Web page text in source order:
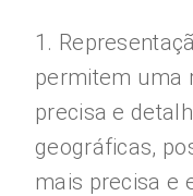
1.
permitem uma
precisa e
geográficas,
mais precisa e